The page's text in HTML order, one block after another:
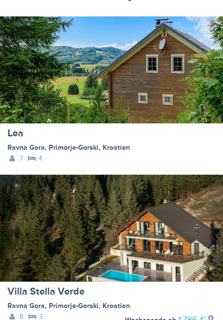
Lea
Ravna Gora, Primorje-Gorski, Kroatien
7
4
Villa Stella Verde
Ravna Gora, Primorje-Gorski, Kroatien
8
3